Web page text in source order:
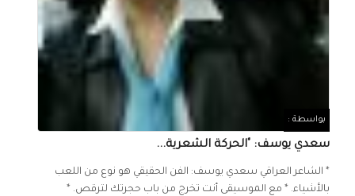
بواسطة :
سعدي يوسف: "الحركة الشعرية...
* الشاعر العراقي سعدي يوسف: الفن الحقيقي هو نوع من اللعب
بالأشياء. * مع الموسيقى أنت تخرج من باب حجرتك لترقص. *